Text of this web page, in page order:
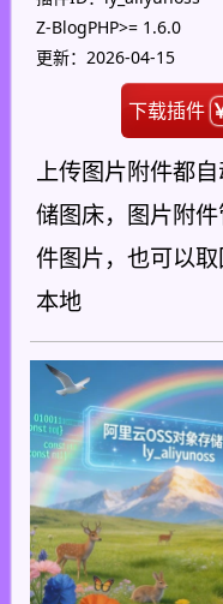
Z-BlogPHP>= 1.6.0
更新：2026-04-15
下载插件
上传图片附件都
储图床，图片附
件图片，也可以
本地